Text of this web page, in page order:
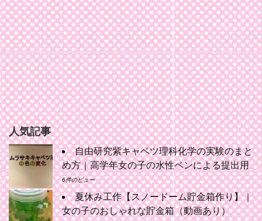
人気記事
自由研究紫キャベツ理科化学の実験のまと
め方｜高学年女の子の水性ペンによる提出用
6件のビュー
夏休み工作【スノードーム貯金箱作り】｜
女の子のおしゃれな貯金箱（動画あり）